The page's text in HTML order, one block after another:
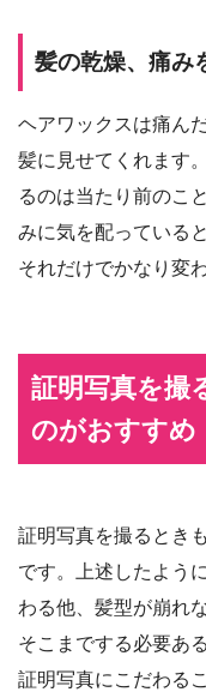
髪の乾燥、痛み
ヘアワックスは痛ん
髪に見せてくれます
るのは当たり前のこ
みに気を配っている
それだけでかなり変
証明写真を撮
のがおすすめ
証明写真を撮るとき
です。上述したよう
わる他、髪型が崩れ
そこまでする必要あ
証明写真にこだわる